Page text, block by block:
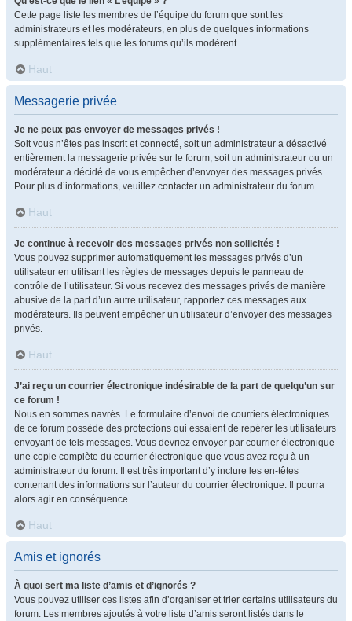
Cette page liste les membres de l’équipe du forum que sont les
administrateurs et les modérateurs, en plus de quelques informations
supplémentaires tels que les forums qu’ils modèrent.
Haut
Messagerie privée
Je ne peux pas envoyer de messages privés !
Soit vous n’êtes pas inscrit et connecté, soit un administrateur a désactivé
entièrement la messagerie privée sur le forum, soit un administrateur ou un
modérateur a décidé de vous empêcher d’envoyer des messages privés.
Pour plus d’informations, veuillez contacter un administrateur du forum.
Haut
Je continue à recevoir des messages privés non sollicités !
Vous pouvez supprimer automatiquement les messages privés d’un
utilisateur en utilisant les règles de messages depuis le panneau de
contrôle de l’utilisateur. Si vous recevez des messages privés de manière
abusive de la part d’un autre utilisateur, rapportez ces messages aux
modérateurs. Ils peuvent empêcher un utilisateur d’envoyer des messages
privés.
Haut
J’ai reçu un courrier électronique indésirable de la part de quelqu’un sur
ce forum !
Nous en sommes navrés. Le formulaire d’envoi de courriers électroniques
de ce forum possède des protections qui essaient de repérer les utilisateurs
envoyant de tels messages. Vous devriez envoyer par courrier électronique
une copie complète du courrier électronique que vous avez reçu à un
administrateur du forum. Il est très important d’y inclure les en-têtes
contenant des informations sur l’auteur du courrier électronique. Il pourra
alors agir en conséquence.
Haut
Amis et ignorés
À quoi sert ma liste d’amis et d’ignorés ?
Vous pouvez utiliser ces listes afin d’organiser et trier certains utilisateurs du
forum. Les membres ajoutés à votre liste d’amis seront listés dans le